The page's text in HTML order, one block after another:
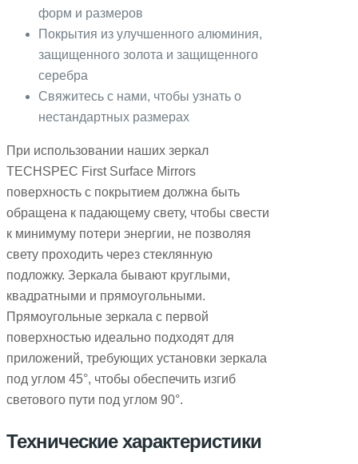
форм и размеров
Покрытия из улучшенного алюминия,
защищенного золота и защищенного
серебра
Свяжитесь с нами, чтобы узнать о
нестандартных размерах
При использовании наших зеркал
TECHSPEC First Surface Mirrors
поверхность с покрытием должна быть
обращена к падающему свету, чтобы свести
к минимуму потери энергии, не позволяя
свету проходить через стеклянную
подложку. Зеркала бывают круглыми,
квадратными и прямоугольными.
Прямоугольные зеркала с первой
поверхностью идеально подходят для
приложений, требующих установки зеркала
под углом 45°, чтобы обеспечить изгиб
светового пути под углом 90°.
Технические характеристики